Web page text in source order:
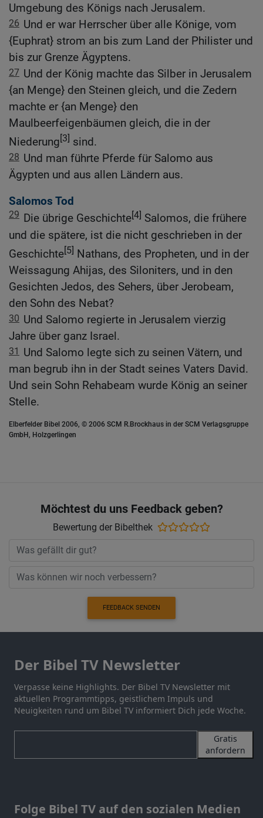
Umgebung des Königs nach Jerusalem.
26 Und er war Herrscher über alle Könige, vom
{Euphrat} strom an bis zum Land der Philister und
bis zur Grenze Ägyptens.
27 Und der König machte das Silber in Jerusalem
{an Menge} den Steinen gleich, und die Zedern
machte er {an Menge} den
Maulbeerfeigenbäumen gleich, die in der
Niederung[3] sind.
28 Und man führte Pferde für Salomo aus
Ägypten und aus allen Ländern aus.
Salomos Tod
29 Die übrige Geschichte[4] Salomos, die frühere
und die spätere, ist die nicht geschrieben in der
Geschichte[5] Nathans, des Propheten, und in der
Weissagung Ahijas, des Siloniters, und in den
Gesichten Jedos, des Sehers, über Jerobeam,
den Sohn des Nebat?
30 Und Salomo regierte in Jerusalem vierzig
Jahre über ganz Israel.
31
Und Salomo legte sich zu seinen Vätern, und
man begrub ihn in der Stadt seines Vaters David.
Und sein Sohn Rehabeam wurde König an seiner
Stelle.
Elberfelder Bibel 2006, © 2006 SCM R.Brockhaus in der SCM Verlagsgruppe
GmbH, Holzgerlingen
Möchtest du uns Feedback geben?
Bewertung der Bibelthek
FEEDBACK SENDEN
Der Bibel TV Newsletter
Verpasse keine Highlights. Der Bibel TV Newsletter mit
aktuellen Programmtipps, geistlichem Impuls und
Neuigkeiten rund um Bibel TV informiert Dich jede Woche.
Gratis
anfordern
Folge Bibel TV auf den sozialen Medien